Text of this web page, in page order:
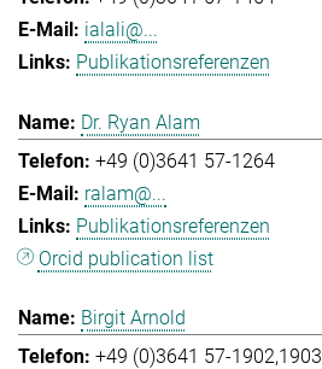
ialali@...
Publikationsreferenzen
Dr. Ryan Alam
+49 (0)3641 57-1264
ralam@...
Publikationsreferenzen
Orcid publication list
Birgit Arnold
+49 (0)3641 57-1902,1903